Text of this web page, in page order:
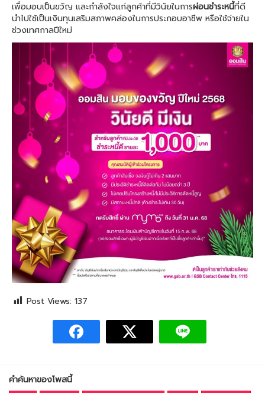
เพื่อมอบเป็นขวัญ และกำลังใจแก่ลูกค้าที่มีวินัยในการผ่อนชำระหนี้ที่ดี
นำไปใช้เป็นเงินทุนเสริมสภาพคล่องในการประกอบอาชีพ หรือใช้จ่ายใน
ช่วงเทศกาลปีใหม่
Post Views: 137
คำค้นหาของโพสนี้